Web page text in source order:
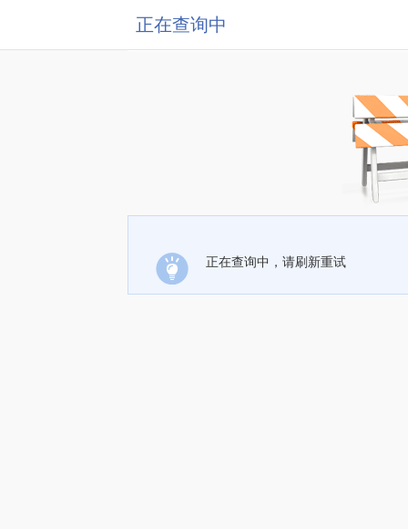
正在查询中
正在查询中，请刷新重试